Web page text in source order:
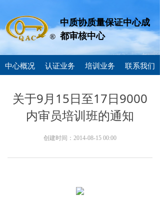
中质协质量保证中心成
都审核中心
中心概况 认证业务 培训业务 联系我们
关于9月15日至17日9000
内审员培训班的通知
创建时间： 2014-08-15 00:00